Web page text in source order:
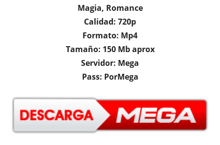
Magia, Romance
Calidad: 720p
Formato: Mp4
Tamaño: 150 Mb aprox
Servidor: Mega
Pass: PorMega